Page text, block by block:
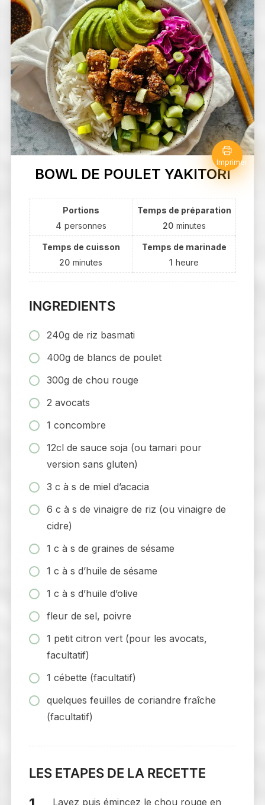
Imprimer
BOWL DE POULET YAKITORI
Portions
4 personnes
Temps de préparation
20 minutes
Temps de cuisson
20 minutes
Temps de marinade
1 heure
INGREDIENTS
240g de riz basmati
400g de blancs de poulet
300g de chou rouge
2 avocats
1 concombre
12cl de sauce soja (ou tamari pour
version sans gluten)
3 c à s de miel d’acacia
6 c à s de vinaigre de riz (ou vinaigre de
cidre)
1 c à s de graines de sésame
1 c à s d’huile de sésame
1 c à s d’huile d’olive
fleur de sel, poivre
1 petit citron vert (pour les avocats,
facultatif)
1 cébette (facultatif)
quelques feuilles de coriandre fraîche
(facultatif)
LES ETAPES DE LA RECETTE
Lavez puis émincez le chou rouge en